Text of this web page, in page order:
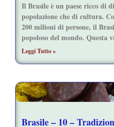
Il Brasile è un paese ricco di
popolazione che di cultura.
200 milioni di persone, il
popoloso del mondo. Questa
Leggi Tutto »
Brasile – 10 –